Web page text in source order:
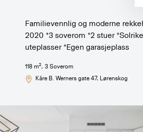
Familievennlig og moderne
2020 *3 soverom *2 stuer *Solrike
uteplasser *Egen garasjeplass
118 m2, 3Soverom
Kåre B. Werners gate 47, Lørenskog